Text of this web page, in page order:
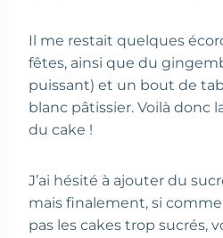
Il me restait quelques
fêtes, ainsi que du
puissant) et un bout de
blanc pâtissier. Voilà donc
du cake !
J’ai hésité à ajouter du
mais finalement, si comme
pas les cakes trop sucrés,